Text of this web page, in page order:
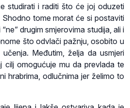
studirati i raditi što će joj oduzeti
tome morat će si postaviti
drugim smjerovima studija, ali i
što odvlači pažnju, osobito u
Međutim, želja da usmjeri
omogućuje mu da prevlada te
hrabrima, odlučnima jer želimo to